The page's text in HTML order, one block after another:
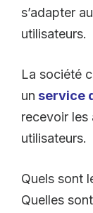
s’adapter
utilisateurs.
La société
un service
recevoir les
utilisateurs.
Quels sont
Quelles